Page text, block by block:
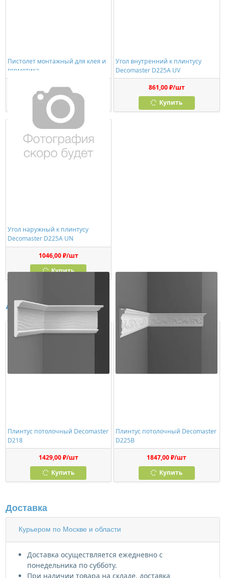
Пистолет монтажный для клея и
герметика
278,00 ₽/шт
Купить
Угол внутренний к плинтусу
Decomaster D225A UV
861,00 ₽/шт
Купить
Угол наружный к плинтусу
Decomaster D225A UN
1046,00 ₽/шт
Купить
Аналоги
Плинтус потолочный Decomaster
D218
1429,00 ₽/шт
Купить
Плинтус потолочный Decomaster
D225B
1847,00 ₽/шт
Купить
Доставка
Курьером по Москве и области
Доставка осуществляется ежедневно с
понедельника по субботу.
При наличии товара на складе, доставка